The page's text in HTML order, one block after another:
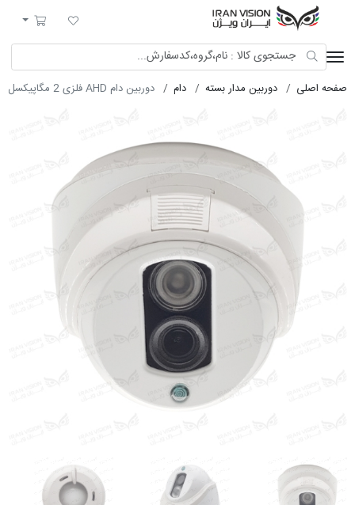
لیست مورد علاقه
سبد خرید
صفحه اصلی دوربین مدار بسته دام دوربین دام AHD فلزی 2 مگاپیکسل با لنز 4